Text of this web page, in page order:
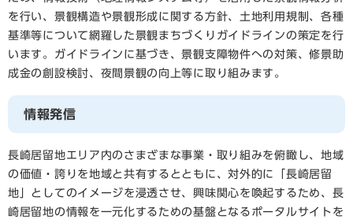
を行い、景観構造や景観形成に関する方針、土地利用規制、各種
基準等について網羅した景観まちづくりガイドラインの策定を行
います。ガイドラインに基づき、景観支障物件への対策、修景助
成金の創設検討、夜間景観の向上等に取り組みます。
情報発信
長崎居留地エリア内のさまざまな事業・取り組みを俯瞰し、地域
の価値・誇りを地域と共有するとともに、対外的に「長崎居留
地」としてのイメージを浸透させ、興味関心を喚起するため、長
崎居留地の情報を一元化するための基盤となるポータルサイトを